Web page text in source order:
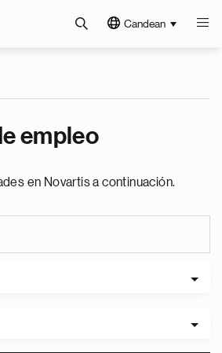
Candean
empleo
en Novartis a continuación.